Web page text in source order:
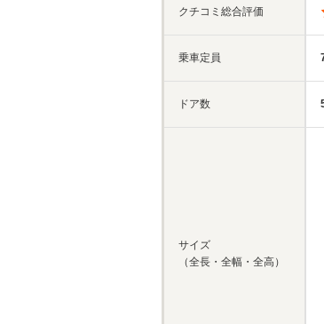
クチコミ総合評価
乗車定員
ドア数
サイズ
（全長・全幅・全高）